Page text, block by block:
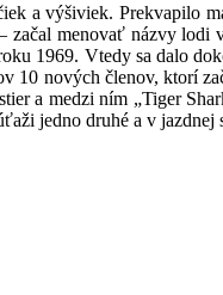
a výšiviek. Prekvapilo
menovať názvy lodi
1969. Vtedy sa dalo
nových členov, ktorí
a medzi ním „Tiger
jedno druhé a v jazdnej